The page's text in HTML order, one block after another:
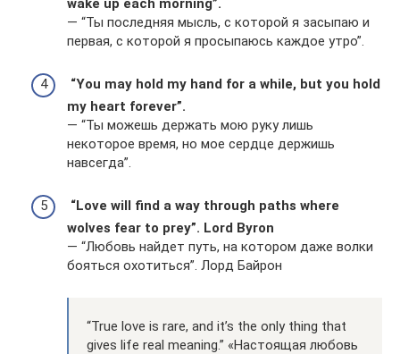
wake up each morning”.
— “Ты последняя мысль, с которой я засыпаю и
первая, с которой я просыпаюсь каждое утро”.
“You may hold my hand for a while, but you hold
my heart forever”.
— “Ты можешь держать мою руку лишь
некоторое время, но мое сердце держишь
навсегда”.
“Love will find a way through paths where
wolves fear to prey”. Lord Byron
— “Любовь найдет путь, на котором даже волки
бояться охотиться”. Лорд Байрон
“True love is rare, and it’s the only thing that
gives life real meaning.” «Настоящая любовь